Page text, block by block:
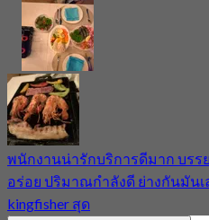
พนักงานน่ารักบริการดีมาก บรร
อร่อย ปริมาณกำลังดี ย่างกันมัน
kingfisher สุด